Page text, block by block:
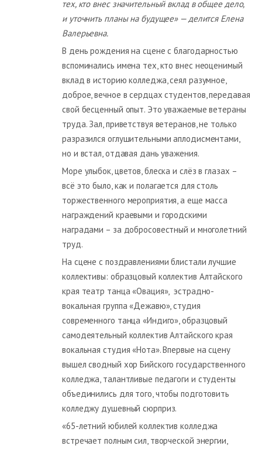
тех, кто внес значительный вклад в общее дело,
и уточнить планы на будущее» — делится Елена
Валерьевна.
В день рождения на сцене с благодарностью
вспоминались имена тех, кто внес неоценимый
вклад в историю колледжа, сеял разумное,
доброе, вечное в сердцах студентов, передавая
свой бесценный опыт. Это уважаемые ветераны
труда. Зал, приветствуя ветеранов, не только
разразился оглушительными аплодисментами,
но и встал, отдавая дань уважения.
Море улыбок, цветов, блеска и слёз в глазах –
всё это было, как и полагается для столь
торжественного мероприятия, а еще масса
награждений краевыми и городскими
наградами – за добросовестный и многолетний
труд.
На сцене с поздравлениями блистали лучшие
коллективы: образцовый коллектив Алтайского
края театр танца «Овация», эстрадно-
вокальная группа «Дежавю», студия
современного танца «Индиго», образцовый
самодеятельный коллектив Алтайского края
вокальная студия «Нота». Впервые на сцену
вышел сводный хор Бийского государственного
колледжа, талантливые педагоги и студенты
объединились для того, чтобы подготовить
колледжу душевный сюрприз.
«65-летний юбилей коллектив колледжа
встречает полным сил, творческой энергии,